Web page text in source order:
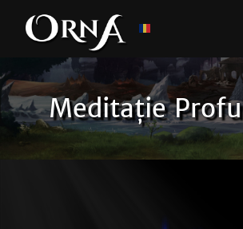
Meditație